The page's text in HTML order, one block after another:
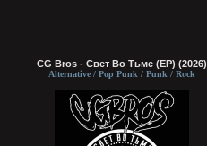
CG Bros - Свет Во Тьме (EP) (2026)
Alternative / Pop Punk / Punk / Rock